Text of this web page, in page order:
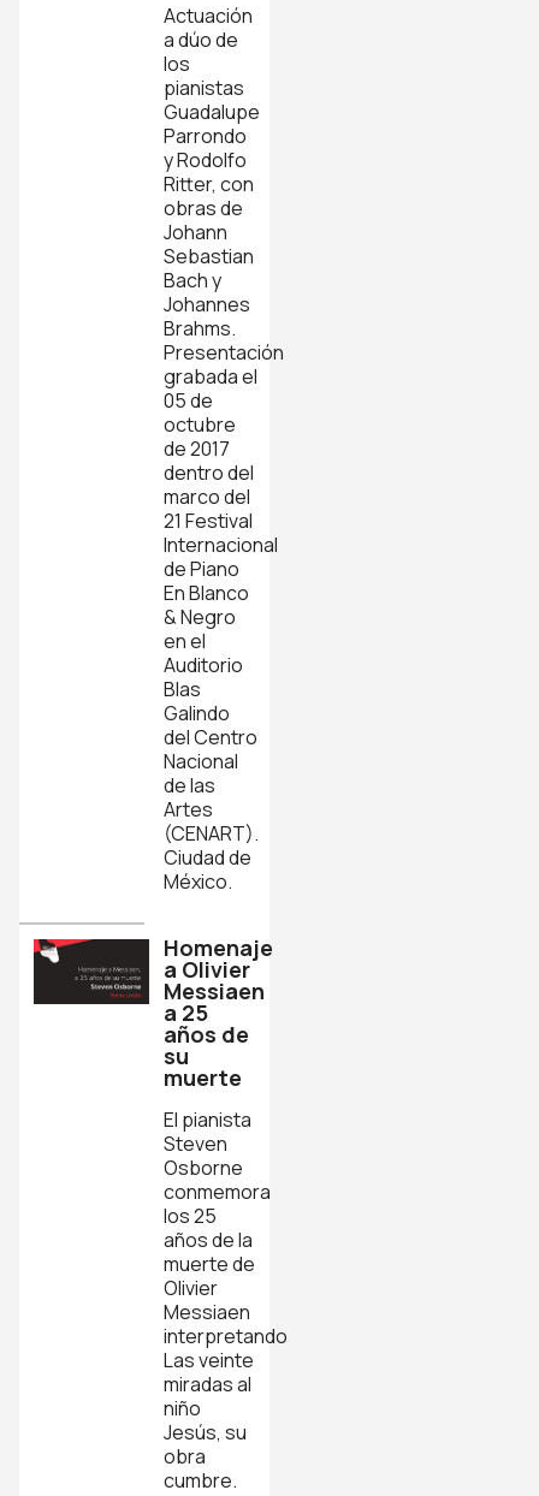
Actuación
a dúo de
los
pianistas
Guadalupe
Parrondo
y Rodolfo
Ritter, con
obras de
Johann
Sebastian
Bach y
Johannes
Brahms.
Presentación
grabada el
05 de
octubre
de 2017
dentro del
marco del
21 Festival
Internacional
de Piano
En Blanco
& Negro
en el
Auditorio
Blas
Galindo
del Centro
Nacional
de las
Artes
(CENART).
Ciudad de
México.
Homenaje
a Olivier
Messiaen
a 25
años de
su
muerte
El pianista
Steven
Osborne
conmemora
los 25
años de la
muerte de
Olivier
Messiaen
interpretando
Las veinte
miradas al
niño
Jesús, su
obra
cumbre.